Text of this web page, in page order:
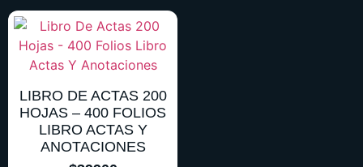
LIBRO DE ACTAS 200
HOJAS – 400 FOLIOS
LIBRO ACTAS Y
ANOTACIONES